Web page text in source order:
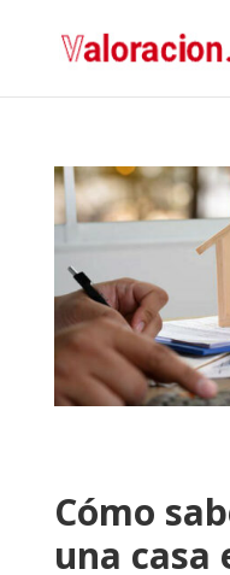
Cómo
una casa